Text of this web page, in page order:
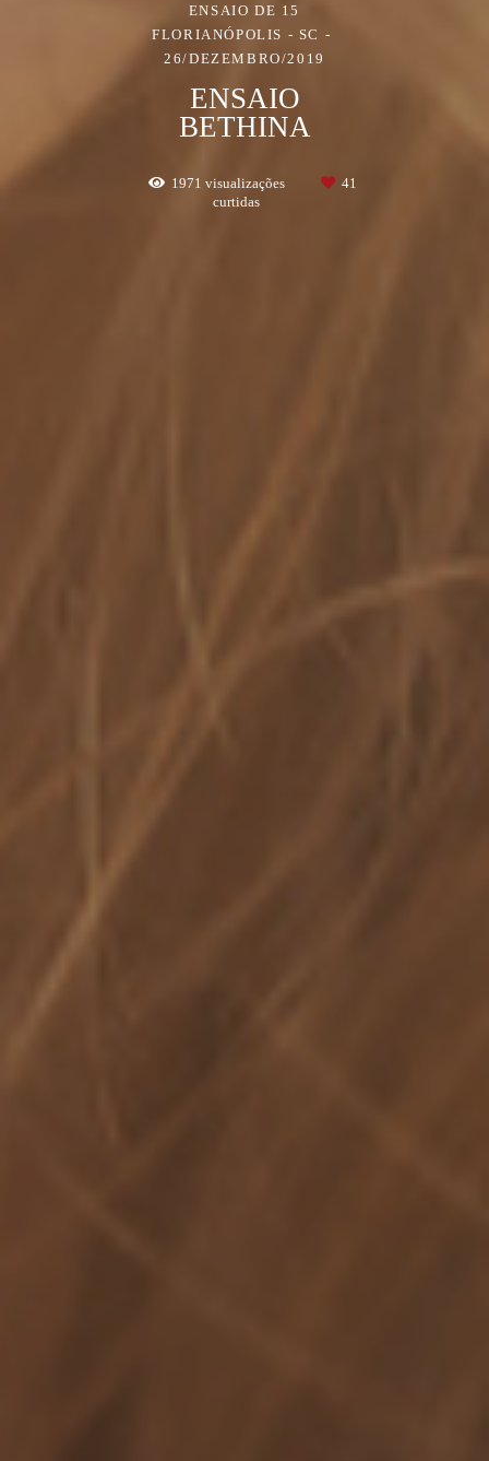
ENSAIO DE 15
FLORIANÓPOLIS - SC
26/DEZEMBRO/2019
ENSAIO
BETHINA
1971 visualizações
41
curtidas